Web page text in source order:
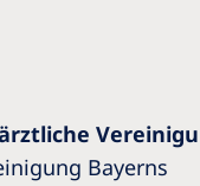
Bayerns